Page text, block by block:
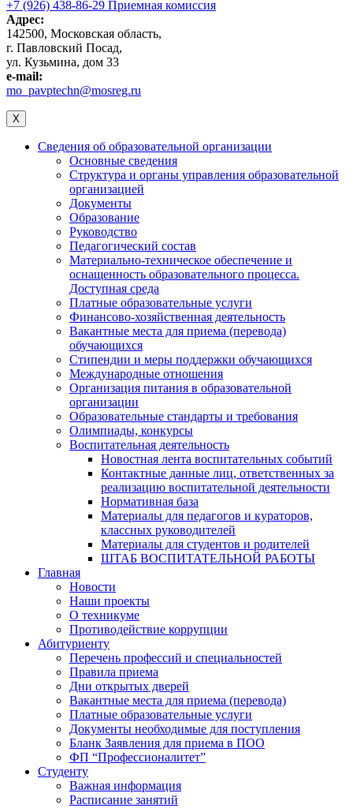
+7 (926) 438-86-29 Приемная комиссия
Адрес:
142500, Московская область,
г. Павловский Посад,
ул. Кузьмина, дом 33
e-mail:
mo_pavptechn@mosreg.ru
X
Сведения об образовательной организации
Основные сведения
Структура и органы управления образовательной
организацией
Документы
Образование
Руководство
Педагогический состав
Материально-техническое обеспечение и
оснащенность образовательного процесса.
Доступная среда
Платные образовательные услуги
Финансово-хозяйственная деятельность
Вакантные места для приема (перевода)
обучающихся
Стипендии и меры поддержки обучающихся
Международные отношения
Организация питания в образовательной
организации
Образовательные стандарты и требования
Олимпиады, конкурсы
Воспитательная деятельность
Новостная лента воспитательных событий
Контактные данные лиц, ответственных за
реализацию воспитательной деятельности
Нормативная база
Материалы для педагогов и кураторов,
классных руководителей
Материалы для студентов и родителей
ШТАБ ВОСПИТАТЕЛЬНОЙ РАБОТЫ
Главная
Новости
Наши проекты
О техникуме
Противодействие коррупции
Абитуриенту
Перечень профессий и специальностей
Правила приема
Дни открытых дверей
Вакантные места для приема (перевода)
Платные образовательные услуги
Документы необходимые для поступления
Бланк Заявления для приема в ПОО
ФП “Профессионалитет”
Студенту
Важная информация
Расписание занятий